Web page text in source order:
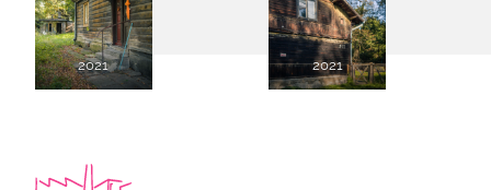
2021 2021